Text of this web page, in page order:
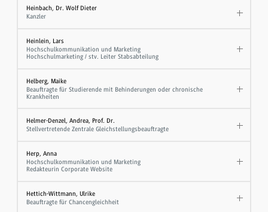
Heinbach, Dr. Wolf Dieter
Kanzler
Heinlein, Lars
Hochschulkommunikation und Marketing
Hochschulmarketing / stv. Leiter Stabsabteilung
Helberg, Maike
Beauftragte für Studierende mit Behinderungen oder chronische
Krankheiten
Helmer-Denzel, Andrea, Prof. Dr.
Stellvertretende Zentrale Gleichstellungsbeauftragte
Herp, Anna
Hochschulkommunikation und Marketing
Redakteurin Corporate Website
Hettich-Wittmann, Ulrike
Beauftragte für Chancengleichheit